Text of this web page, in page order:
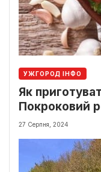
УЖГОРОД ІНФО
Як
Покроковий
27 Серпня, 2024